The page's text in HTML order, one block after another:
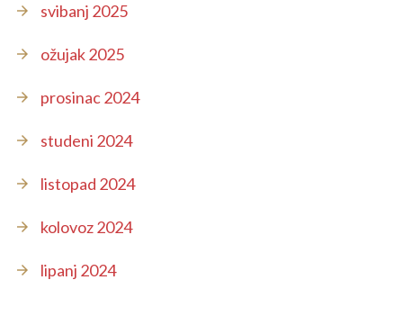
svibanj 2025
ožujak 2025
prosinac 2024
studeni 2024
listopad 2024
kolovoz 2024
lipanj 2024